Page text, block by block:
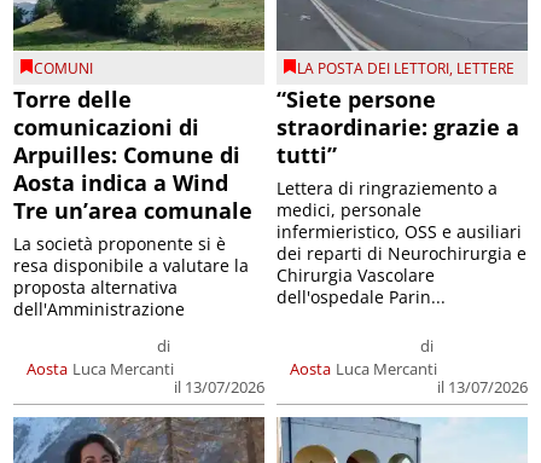
COMUNI
Torre delle
comunicazioni di
Arpuilles: Comune di
Aosta indica a Wind
Tre un’area comunale
Aosta
di
Luca Mercanti
il 13/07/2026
La società proponente si è
resa disponibile a valutare la
proposta alternativa
dell'Amministrazione
LA POSTA DEI LETTORI, LETTERE
“Siete persone
straordinarie: grazie a
tutti”
Aosta
di
Luca Mercanti
il 13/07/2026
Lettera di ringraziemento a
medici, personale
infermieristico, OSS e ausiliari
dei reparti di Neurochirurgia e
Chirurgia Vascolare
dell'ospedale Parin...